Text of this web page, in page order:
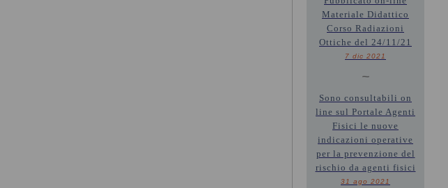
Materiale Didattico
Corso Radiazioni
Ottiche del 24/11/21
7 dic 2021
~
Sono consultabili on
line sul Portale Agenti
Fisici le nuove
indicazioni operative
per la prevenzione del
rischio da agenti fisici
31 ago 2021